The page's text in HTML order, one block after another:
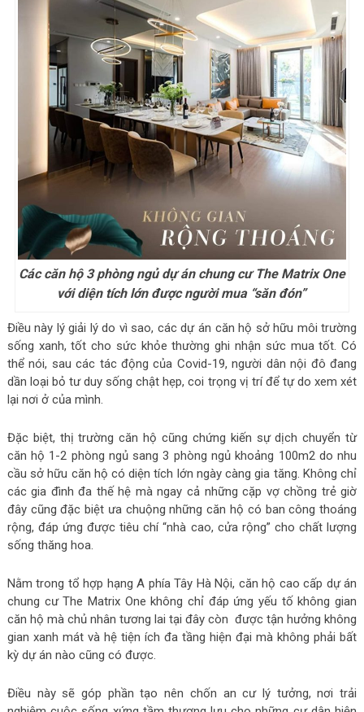
Các căn hộ 3 phòng ngủ dự án chung cư The Matrix One
với diện tích lớn được người mua “săn đón”
Điều này lý giải lý do vì sao, các dự án căn hộ sở hữu môi trường
sống xanh, tốt cho sức khỏe thường ghi nhận sức mua tốt. Có
thể nói, sau các tác động của Covid-19, người dân nội đô đang
dần loại bỏ tư duy sống chật hẹp, coi trọng vị trí để tự do xem xét
lại nơi ở của mình.
Đặc biệt, thị trường căn hộ cũng chứng kiến sự dịch chuyển từ
căn hộ 1-2 phòng ngủ sang 3 phòng ngủ khoảng 100m2 do nhu
cầu sở hữu căn hộ có diện tích lớn ngày càng gia tăng. Không chỉ
các gia đình đa thế hệ mà ngay cả những cặp vợ chồng trẻ giờ
đây cũng đặc biệt ưa chuộng những căn hộ có ban công thoáng
rộng, đáp ứng được tiêu chí “nhà cao, cửa rộng” cho chất lượng
sống thăng hoa.
Nằm trong tổ hợp hạng A phía Tây Hà Nội, căn hộ cao cấp dự án
chung cư The Matrix One không chỉ đáp ứng yếu tố không gian
căn hộ mà chủ nhân tương lai tại đây còn được tận hưởng không
gian xanh mát và hệ tiện ích đa tầng hiện đại mà không phải bất
kỳ dự án nào cũng có được.
Điều này sẽ góp phần tạo nên chốn an cư lý tưởng, nơi trải